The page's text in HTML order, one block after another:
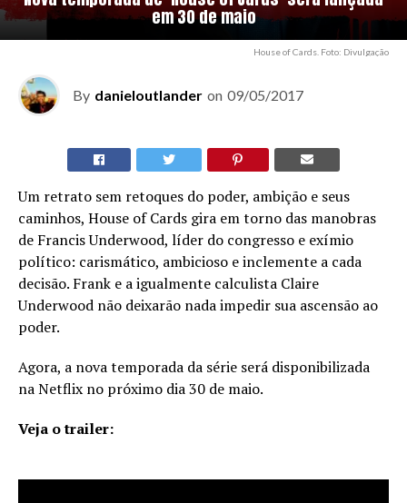
em 30 de maio
House of Cards. Foto: Divulgação
By danieloutlander on 09/05/2017
Um retrato sem retoques do poder, ambição e seus
caminhos, House of Cards gira em torno das manobras
de Francis Underwood, líder do congresso e exímio
político: carismático, ambicioso e inclemente a cada
decisão. Frank e a igualmente calculista Claire
Underwood não deixarão nada impedir sua ascensão ao
poder.
Agora, a nova temporada da série será disponibilizada
na Netflix no próximo dia 30 de maio.
Veja o trailer: